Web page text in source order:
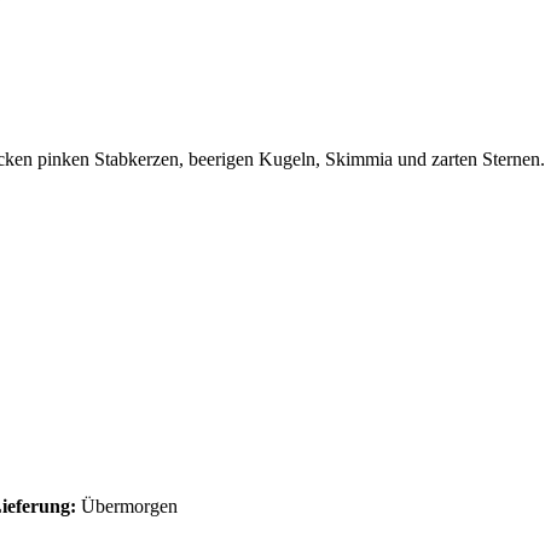
pinken Stabkerzen, beerigen Kugeln, Skimmia und zarten Sternen.
Übermorgen